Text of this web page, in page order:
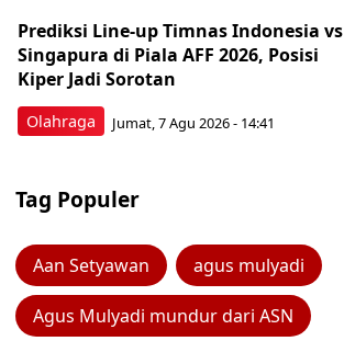
Olahraga
Prediksi Line-up Timnas Indonesia vs
Singapura di Piala AFF 2026, Posisi
Kiper Jadi Sorotan
Jumat, 7 Agu 2026 - 14:41
Tag Populer
Aan Setyawan agus mulyadi
Agus Mulyadi mundur dari ASN